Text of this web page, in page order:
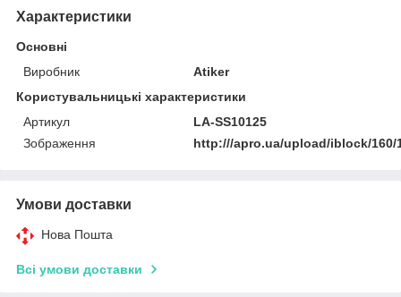
Характеристики
Основні
Виробник
Atiker
Користувальницькі характеристики
Артикул
LA-SS10125
Зображення
http:///apro.ua/upload/iblock/160/
Умови доставки
Нова Пошта
Всі умови доставки